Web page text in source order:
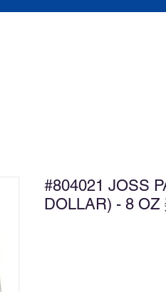
#804021 JOSS
DOLLAR) - 8 OZ